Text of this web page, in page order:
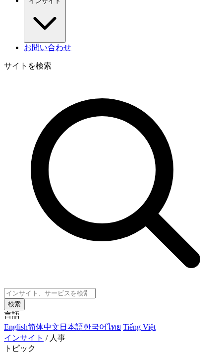
お問い合わせ
サイトを検索
検索
言語
English简体中文 日本語한국어ไทย Tiếng Việt
インサイト / 人事
トピック